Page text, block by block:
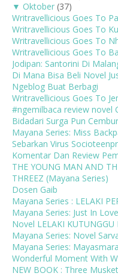
▼ Oktober (37)
Writravellicious Goes To
Writravellicious Goes To
Writravellicious Goes To
Writravellicious Goes To
Jodipan: Santorini Di
Di Mana Bisa Beli Novel
Ngeblog Buat Berbagi
Writravellicious Goes To
#ngemilbaca review novel
Bidadari Surga Pun
Mayana Series: Miss
Sebarkan Virus
Komentar Dan Review
THE YOUNG MAN AND
THREEZ (Mayana Series)
Dosen Gaib
Mayana Series : LELAKI
Mayana Series: Just In Love
Novel LELAKI
Mayana Series: Novel
Mayana Series: Mayasmara
Wonderful Moment With
NEW BOOK : Three